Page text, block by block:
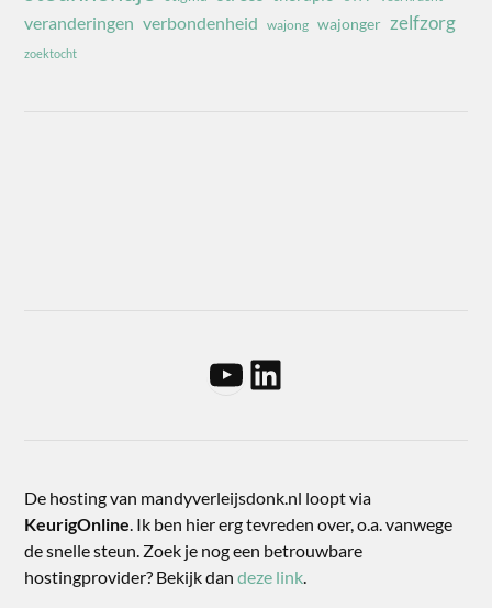
veranderingen verbondenheid wajong wajonger zelfzorg
zoektocht
De hosting van mandyverleijsdonk.nl loopt via
KeurigOnline . Ik ben hier erg tevreden over, o.a. vanwege
de snelle steun. Zoek je nog een betrouwbare
hostingprovider? Bekijk dandeze link